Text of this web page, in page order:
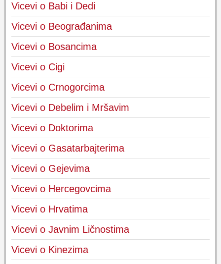
Vicevi o Babi i Dedi
Vicevi o Beograđanima
Vicevi o Bosancima
Vicevi o Cigi
Vicevi o Crnogorcima
Vicevi o Debelim i Mršavim
Vicevi o Doktorima
Vicevi o Gasatarbajterima
Vicevi o Gejevima
Vicevi o Hercegovcima
Vicevi o Hrvatima
Vicevi o Javnim Ličnostima
Vicevi o Kinezima